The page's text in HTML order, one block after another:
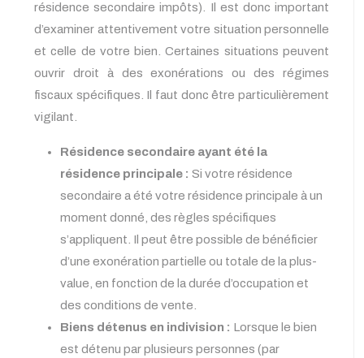
résidence secondaire impôts). Il est donc important
d’examiner attentivement votre situation personnelle
et celle de votre bien. Certaines situations peuvent
ouvrir droit à des exonérations ou des régimes
fiscaux spécifiques. Il faut donc être particulièrement
vigilant.
Résidence secondaire ayant été la
résidence principale : Si votre résidence
secondaire a été votre résidence principale à un
moment donné, des règles spécifiques
s’appliquent. Il peut être possible de bénéficier
d’une exonération partielle ou totale de la plus-
value, en fonction de la durée d’occupation et
des conditions de vente.
Biens détenus en indivision : Lorsque le bien
est détenu par plusieurs personnes (par